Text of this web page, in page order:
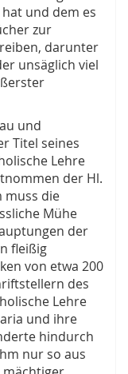
und dem es
zur
darunter
unsäglich viel
und
Titel seines
Lehre
der Hl.
muss die
Mühe
der
fleißig
von etwa 200
des
Lehre
und ihre
hindurch
nur so aus